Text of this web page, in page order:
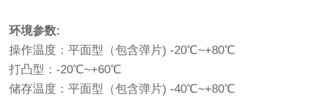
环境参数:
操作温度：平面型（包含弹片) -20℃~+80℃
打凸型：-20℃~+60℃
储存温度：平面型（包含弹片) -40℃~+80℃